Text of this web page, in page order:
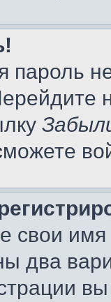
пароль
свои
два